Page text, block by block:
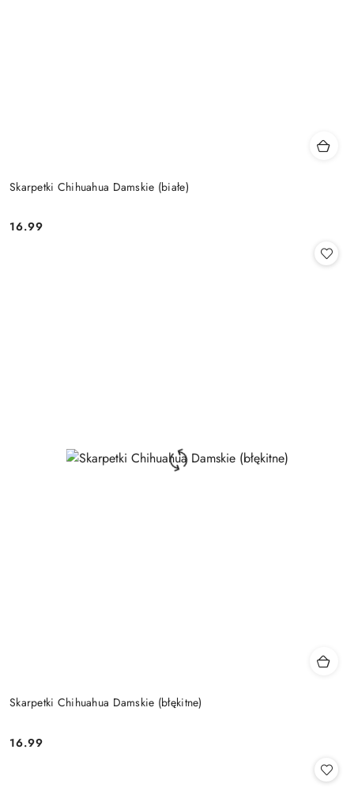
Skarpetki Chihuahua Damskie (białe)
Cena:
16.99
Skarpetki Chihuahua Damskie (błękitne)
Cena:
16.99